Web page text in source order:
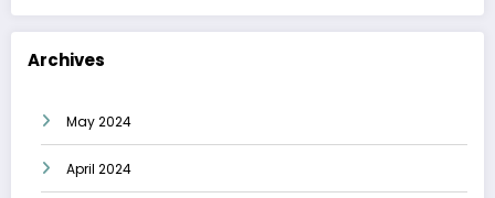
Archives
May 2024
April 2024